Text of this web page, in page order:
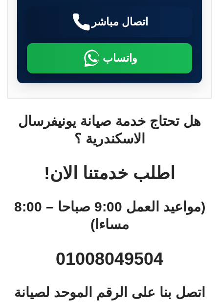
اتصال مباشر
واتساب
هل تحتاج خدمة صيانة يونيفرسال
الاسكندرية ؟
اطلب خدمتنا الان!
(مواعيد العمل 9:00 صباحا – 8:00
مساءا)
01008049504
اتصل بنا على الرقم الموحد لصيانة